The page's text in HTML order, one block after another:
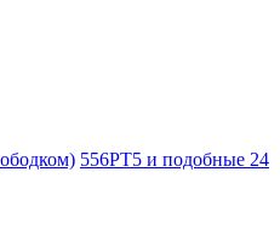
556РТ5 и подобные 24